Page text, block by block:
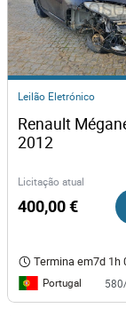
Leilão Eletrónico
Renault
2012
Licitação atual
400,00 €
Termina em7d 1h
Portugal